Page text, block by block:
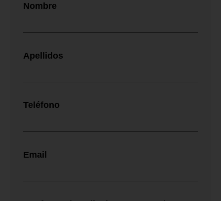
Nombre
Apellidos
Teléfono
Email